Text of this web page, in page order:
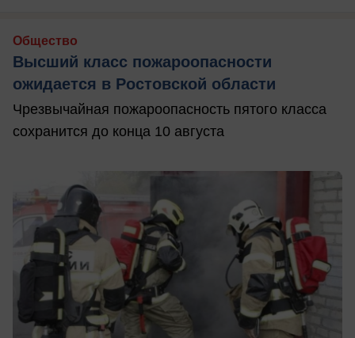
Общество
Высший класс пожароопасности
ожидается в Ростовской области
Чрезвычайная пожароопасность пятого класса
сохранится до конца 10 августа